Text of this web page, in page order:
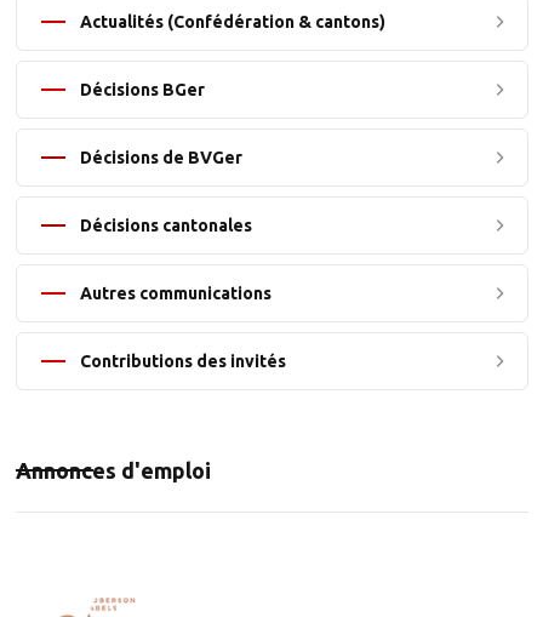
Actualités (Confédération & cantons)
Décisions BGer
Décisions de BVGer
Décisions cantonales
Autres communications
Contributions des invités
Annonces d'emploi